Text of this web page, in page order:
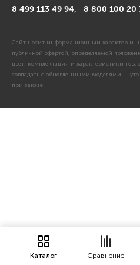
Каталог Сравнение
8 499 113 49 94, 8 800 100 20
Сайт носит информационный характер и
публичной офертой, определяемой
цвет, комплектация и характеристики
совпадать с обновленными моделями —
при заказе.